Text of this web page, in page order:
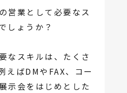
営業として必要なス
しょうか？
なスキルは、たくさ
えばDMやFAX、コー
示会をはじめとした